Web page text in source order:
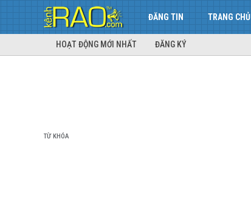
ĐĂNG TIN TRANG CHỦ
HOẠT ĐỘNG MỚI NHẤT ĐĂNG KÝ
TỪ KHÓA